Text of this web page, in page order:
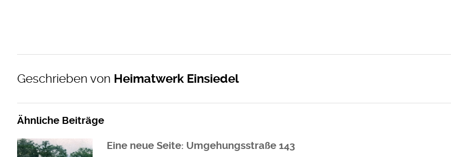
Geschrieben von Heimatwerk Einsiedel
Ähnliche Beiträge
Eine neue Seite: Umgehungsstraße 143